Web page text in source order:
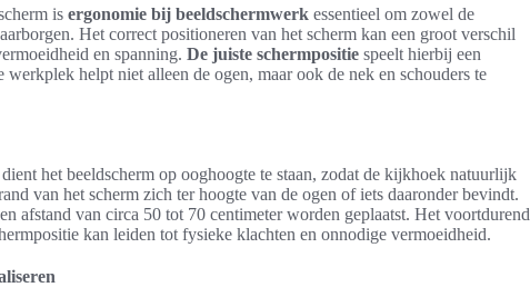
is ergonomie bij beeldschermwerk essentieel om zowel de
Het correct positioneren van het scherm kan een groot verschil
en spanning. De juiste schermpositie speelt hierbij een
werkplek helpt niet alleen de ogen, maar ook de nek en schouders te
het beeldscherm op ooghoogte te staan, zodat de kijkhoek natuurlijk
van het scherm zich ter hoogte van de ogen of iets daaronder bevindt.
afstand van circa 50 tot 70 centimeter worden geplaatst. Het voortdurend
kan leiden tot fysieke klachten en onnodige vermoeidheid.